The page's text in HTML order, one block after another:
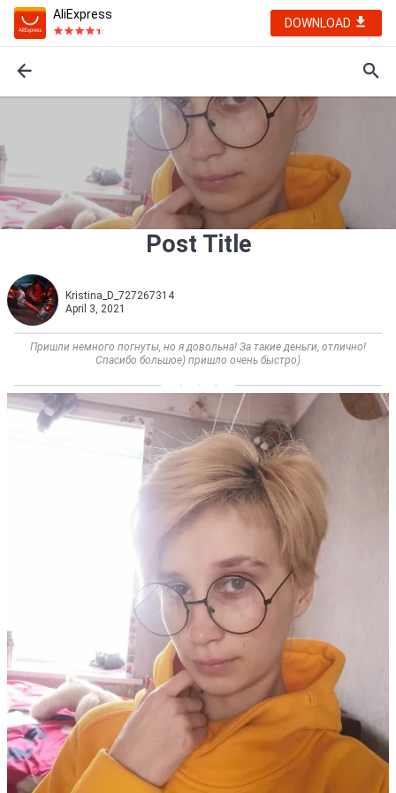
AliExpress
DOWNLOAD
Post Title
Kristina_D_727267314
April 3, 2021
Пришли немного погнуты, но я довольна! За такие деньги, отлично!
Спасибо большое) пришло очень быстро)